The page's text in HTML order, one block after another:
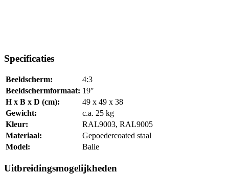
Specificaties
Beeldscherm:
4:3
Beeldschermformaat: 19″
H x B x D (cm):
49 x 49 x 38
Gewicht:
c.a. 25 kg
Kleur:
RAL9003, RAL9005
Materiaal:
Gepoedercoated staal
Model:
Balie
Uitbreidingsmogelijkheden